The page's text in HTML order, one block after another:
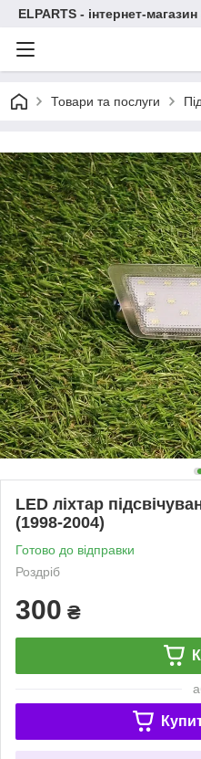
ELPARTS - інтернет-
Товари та послуги
LED ліхтар
(1998-2004)
Готово до відправки
Роздріб
300 ₴